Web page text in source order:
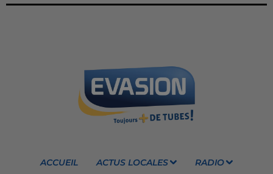
ACCUEIL ACTUS LOCALES RADIO